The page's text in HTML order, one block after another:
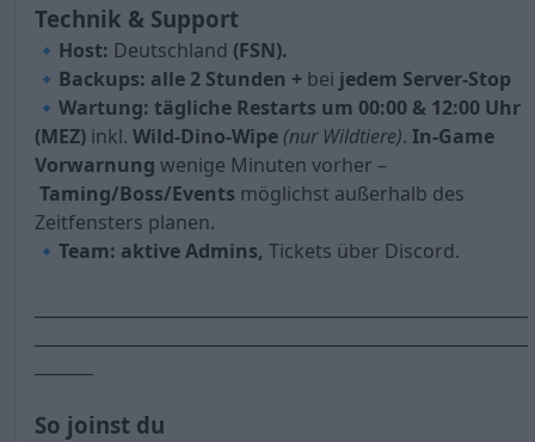
Technik & Support
🔹Host: Deutschland (FSN).
🔹 Backups: alle 2 Stunden + bei jedem Server-Stop
🔹 Wartung: tägliche Restarts um 00:00 & 12:00 Uhr
(MEZ) inkl. Wild-Dino-Wipe (nur Wildtiere). In-Game
Vorwarnung wenige Minuten vorher –
Taming/Boss/Events möglichst außerhalb des
Zeitfensters planen.
🔹 Team: aktive Admins, Tickets über Discord.
So joinst du